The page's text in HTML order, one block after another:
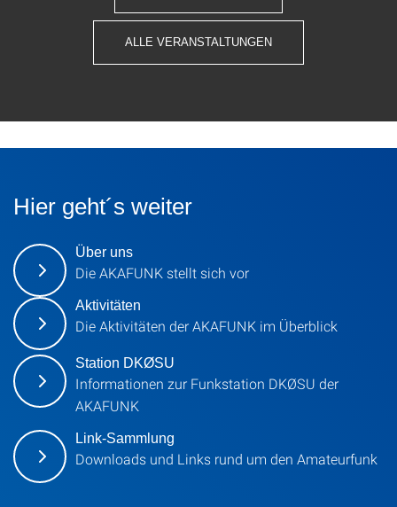
ALLE VERANSTALTUNGEN
Hier geht´s weiter
Über uns
Die AKAFUNK stellt sich vor
Aktivitäten
Die Aktivitäten der AKAFUNK im Überblick
Station DKØSU
Informationen zur Funkstation DKØSU der
AKAFUNK
Link-Sammlung
Downloads und Links rund um den Amateurfunk